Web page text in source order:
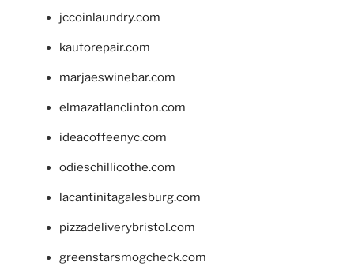
jccoinlaundry.com
kautorepair.com
marjaeswinebar.com
elmazatlanclinton.com
ideacoffeenyc.com
odieschillicothe.com
lacantinitagalesburg.com
pizzadeliverybristol.com
greenstarsmogcheck.com